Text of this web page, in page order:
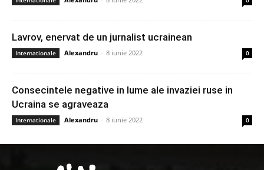
Lavrov, enervat de un jurnalist ucrainean
Internationale Alexandru - 8 iunie 2022 0
Consecintele negative in lume ale invaziei ruse in
Ucraina se agraveaza
Internationale Alexandru - 8 iunie 2022 0